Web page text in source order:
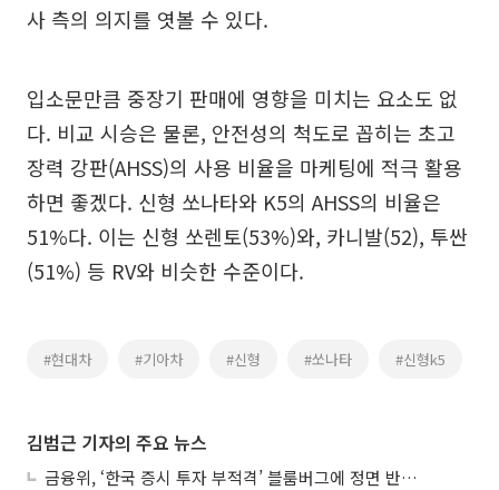
사 측의 의지를 엿볼 수 있다.
입소문만큼 중장기 판매에 영향을 미치는 요소도 없
다. 비교 시승은 물론, 안전성의 척도로 꼽히는 초고
장력 강판(AHSS)의 사용 비율을 마케팅에 적극 활용
하면 좋겠다. 신형 쏘나타와 K5의 AHSS의 비율은
51%다. 이는 신형 쏘렌토(53%)와, 카니발(52), 투싼
(51%) 등 RV와 비슷한 수준이다.
#현대차 #기아차 #신형 #쏘나타 #신형k5
김범근 기자의 주요 뉴스
금융위, ‘한국 증시 투자 부적격’ 블룸버그에 정면 반박…“근거 불분명”